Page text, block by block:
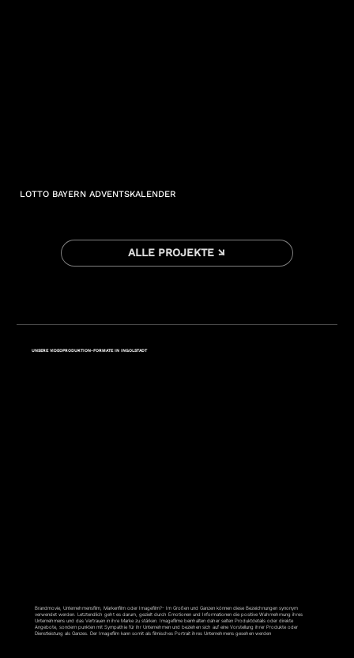
LOTTO BAYERN ADVENTSKALENDER
ALLE PROJEKTE ↘
UNSERE VIDEOPRODUKTION-FORMATE IN INGOLSTADT
Brandmovie, Unternehmensfilm, Markenfilm oder Imagefilm?- Im Großen und Ganzen können diese Bezeichnungen synonym
verwendet werden. Letztendlich geht es darum, gezielt durch Emotionen und Informationen die positive Wahrnehmung ihres
Unternehmens und das Vertrauen in ihre Marke zu stärken. Imagefilme beinhalten daher selten Produktdetails oder direkte
Angebote, sondern punkten mit Sympathie für ihr Unternehmen und beziehen sich auf eine Vorstellung ihrer Produkte oder
Dienstleistung als Ganzes. Der Imagefilm kann somit als filmisches Portrait ihres Unternehmens gesehen werden